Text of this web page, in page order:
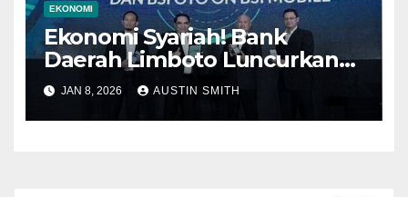
EKONOMI
Ekonomi Syariah! Bank
Daerah Limboto Luncurkan
Produk Pembiayaan Syariah
Untuk Umkm!
JAN 8, 2026 AUSTIN SMITH